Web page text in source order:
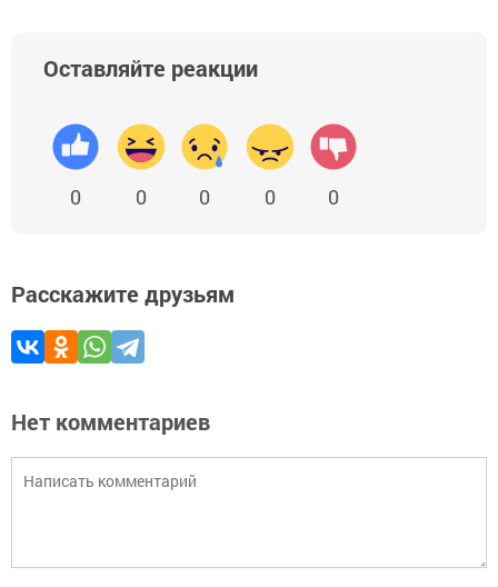
Оставляйте реакции
0 0 0 0 0
Расскажите друзьям
Нет комментариев